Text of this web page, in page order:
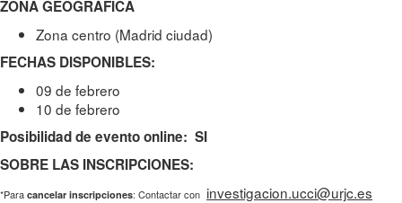
ZONA GEOGRÁFICA
Zona centro (Madrid ciudad)
FECHAS DISPONIBLES:
09 de febrero
10 de febrero
Posibilidad de evento online: SI
SOBRE LAS INSCRIPCIONES:
*Para cancelar inscripciones: Contactar con investigacion.ucci@urjc.es